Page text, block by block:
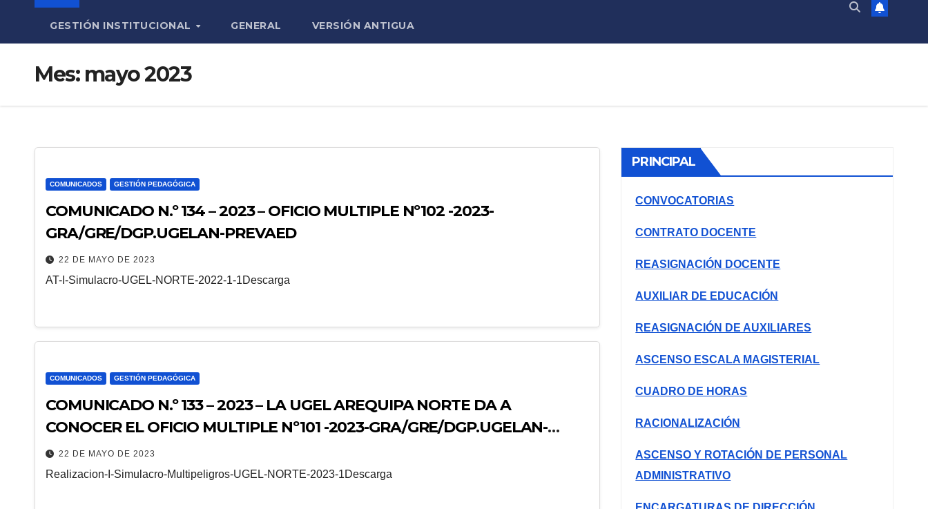
GESTIÓN INSTITUCIONAL GENERAL VERSIÓN ANTIGUA
Mes: mayo 2023
COMUNICADOS GESTIÓN PEDAGÓGICA
COMUNICADO N.º 134 – 2023 – OFICIO MULTIPLE Nº102 -2023-
GRA/GRE/DGP.UGELAN-PREVAED
22 DE MAYO DE 2023
AT-I-Simulacro-UGEL-NORTE-2022-1-1Descarga
COMUNICADOS GESTIÓN PEDAGÓGICA
COMUNICADO N.º 133 – 2023 – LA UGEL AREQUIPA NORTE DA A
CONOCER EL OFICIO MULTIPLE Nº101 -2023-GRA/GRE/DGP.UGELAN-
PREVAED
22 DE MAYO DE 2023
Realizacion-I-Simulacro-Multipeligros-UGEL-NORTE-2023-1Descarga
PRINCIPAL
CONVOCATORIAS
CONTRATO DOCENTE
REASIGNACIÓN DOCENTE
AUXILIAR DE EDUCACIÓN
REASIGNACIÓN DE AUXILIARES
ASCENSO ESCALA MAGISTERIAL
CUADRO DE HORAS
RACIONALIZACIÓN
ASCENSO Y ROTACIÓN DE PERSONAL
ADMINISTRATIVO